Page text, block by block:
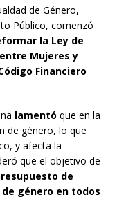
de Género,
Público, comenzó
la Ley de
Mujeres y
Financiero
lamentó que en la
de género, lo que
y afecta la
que el objetivo de
de
género en todos